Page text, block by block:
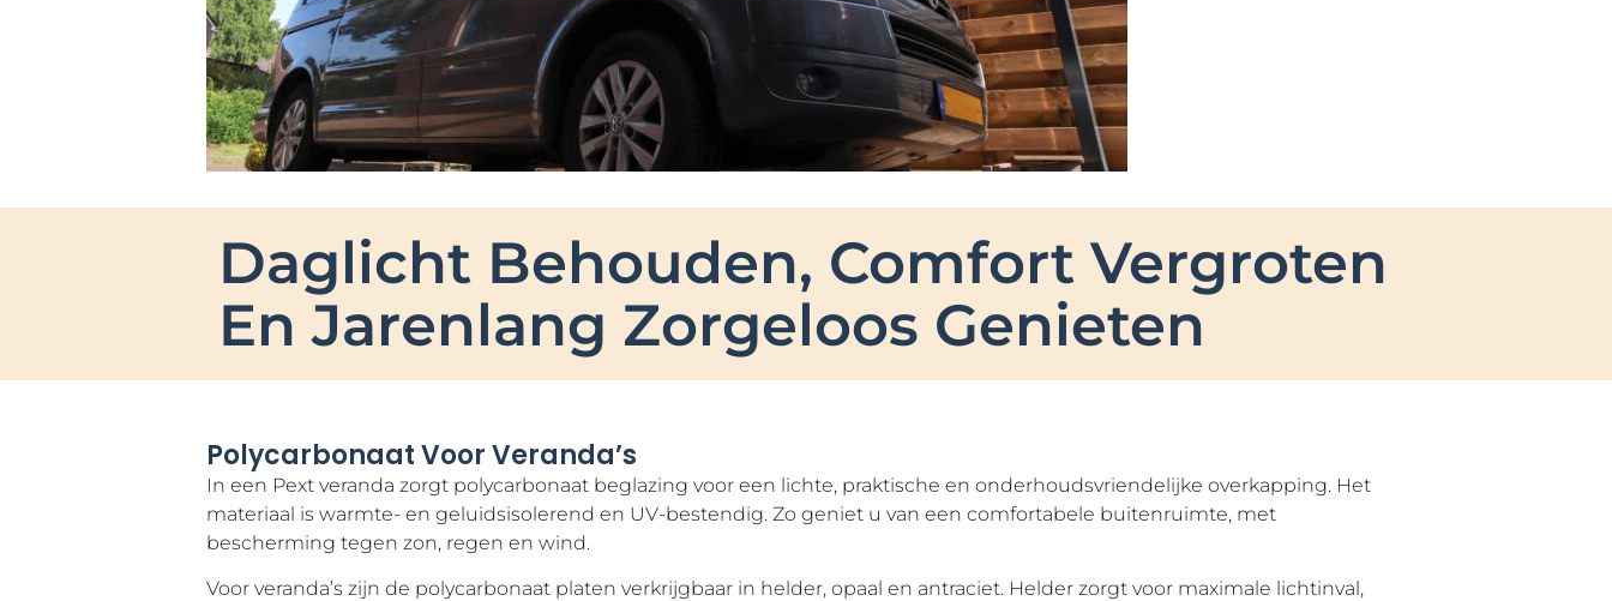
Daglicht Behouden, Comfort Vergroten
En Jarenlang Zorgeloos Genieten
Polycarbonaat Voor Veranda’s
In een Pext veranda zorgt polycarbonaat beglazing voor een lichte, praktische en onderhoudsvriendelijke overkapping. Het
materiaal is warmte- en geluidsisolerend en UV-bestendig. Zo geniet u van een comfortabele buitenruimte, met
bescherming tegen zon, regen en wind.
Voor veranda’s zijn de polycarbonaat platen verkrijgbaar in helder, opaal en antraciet. Helder zorgt voor maximale lichtinval,